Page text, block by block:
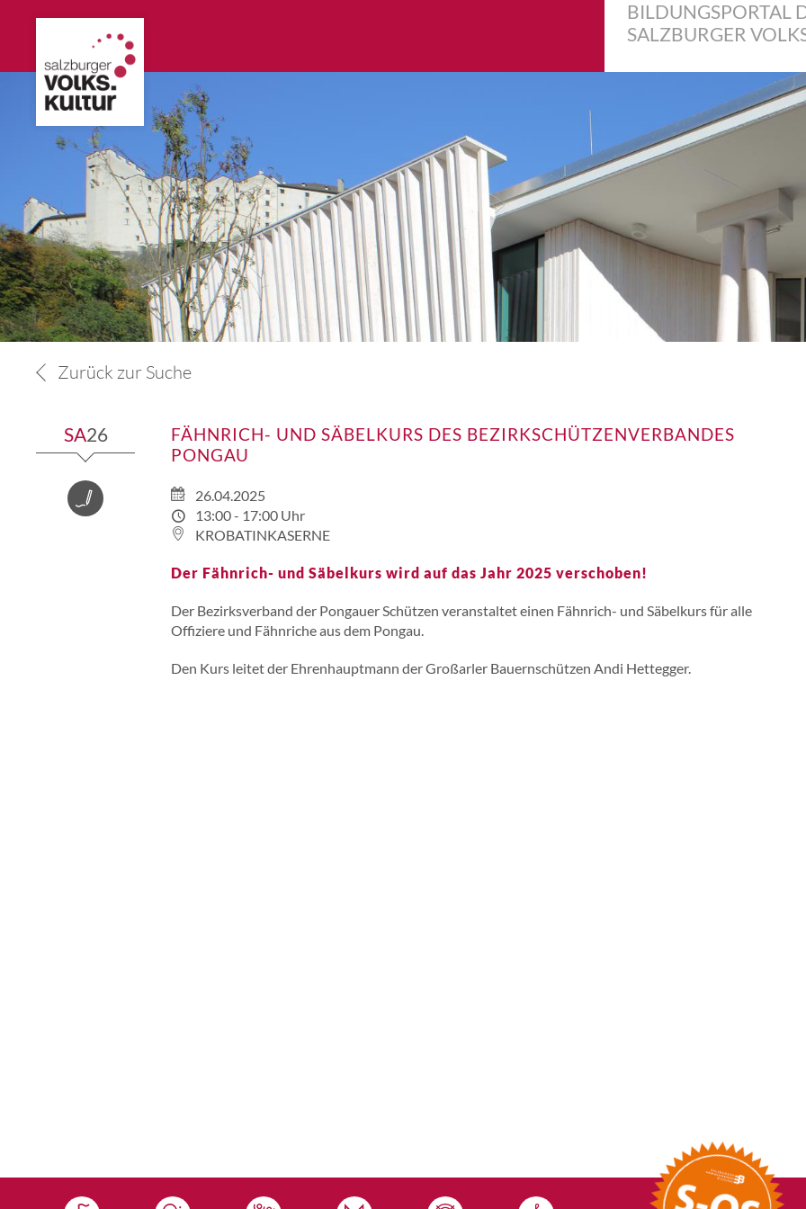
BILDUNGSPORTAL
SALZBURGER
Zurück zur Suche
SA26
VEREINSARBEIT
FÄHNRICH- UND SÄBELKURS DES BEZIRKSCHÜTZENVERBANDES
PONGAU
26.04.2025
13:00 - 17:00 Uhr
KROBATINKASERNE
Der Fähnrich- und Säbelkurs wird auf das Jahr 2025 verschoben!
Der Bezirksverband der Pongauer Schützen veranstaltet einen Fähnrich- und Säbelkurs für alle
Offiziere und Fähnriche aus dem Pongau.
Den Kurs leitet der Ehrenhauptmann der Großarler Bauernschützen Andi Hettegger.